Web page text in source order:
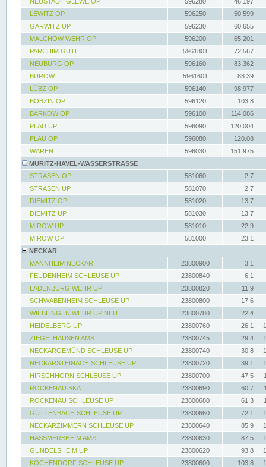
LEWITZ OP
596250
50.599
GARWITZ UP
596230
60.655
MALCHOW WEHR OP
596200
65.201
PARCHIM GÜTE
5961801
72.567
NEUBURG OP
596160
83.362
BUROW
5961601
88.39
LÜBZ OP
596140
98.977
BOBZIN OP
596120
103.8
BARKOW OP
596100
114.086
PLAU UP
596090
120.004
PLAU OP
596080
120.08
WAREN
596030
151.975
MÜRITZ-HAVEL-WASSERSTRASSE
STRASEN OP
581060
2.7
STRASEN UP
581070
2.7
DIEMITZ OP
581020
13.7
DIEMITZ UP
581030
13.7
MIROW UP
581010
22.9
MIROW OP
581000
23.1
NECKAR
MANNHEIM NECKAR
23800900
3.1
FEUDENHEIM SCHLEUSE UP
23800840
6.1
LADENBURG WEHR UP
23800820
11.9
SCHWABENHEIM SCHLEUSE UP
23800800
17.6
WIEBLINGEN WEHR UP NEU
23800780
22.4
HEIDELBERG UP
23800760 26.1
ZIEGELHAUSEN AMS
23800745 29.4
NECKARGEMÜND SCHLEUSE UP
23800740 30.8
NECKARSTEINACH SCHLEUSE UP
23800720 39.1
HIRSCHHORN SCHLEUSE UP
23800700 47.5
ROCKENAU SKA
23800690 60.7
ROCKENAU SCHLEUSE UP
23800680 61.3
GUTTENBACH SCHLEUSE UP
23800660 72.1
NECKARZIMMERN SCHLEUSE UP
23800640 85.9
HASSMERSHEIM AMS
23800630 87.5
GUNDELSHEIM UP
23800620 93.8
KOCHENDORF SCHLEUSE UP
23800600 103.8